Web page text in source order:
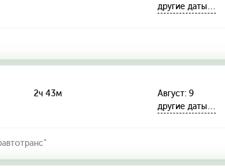
другие даты…
2ч 43м
Август: 9
другие даты…